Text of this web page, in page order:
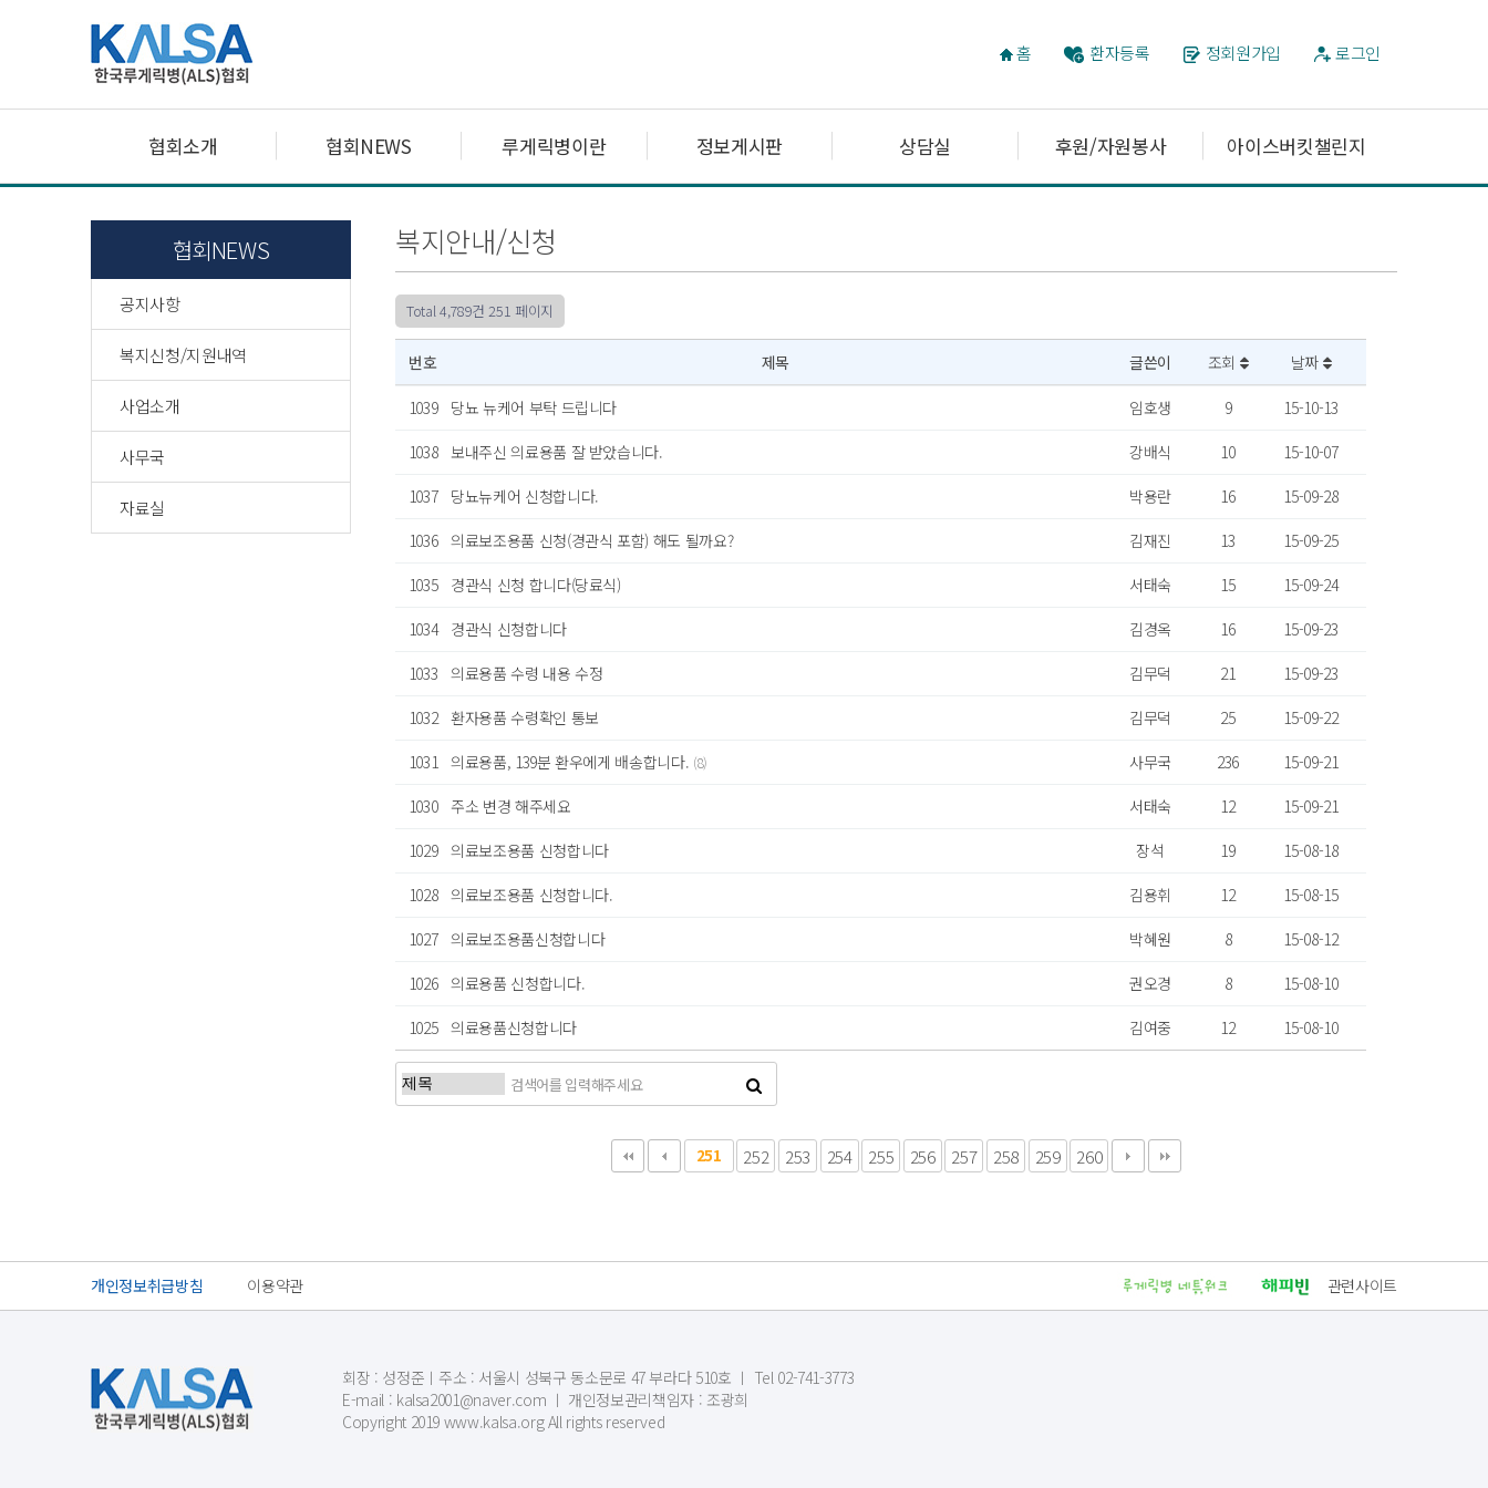
홈 환자등록 정회원가입 로그인
협회소개 협회NEWS 루게릭병이란 정보게시판 상담실 후원/자원봉사 아이스버킷챌린지
협회NEWS
공지사항
복지신청/지원내역
사업소개
사무국
자료실
복지안내/신청
Total 4,789건 251 페이지
번호 제목 글쓴이 조회 날짜
1039 당뇨 뉴케어 부탁 드립니다 임호생 9
15-10-13
1038 보내주신 의료용품 잘 받았습니다. 강배식 10
15-10-07
1037
당뇨뉴케어 신청합니다. 박용란 16
15-09-28
1036 의료보조용품 신청(경관식 포함) 해도 될까요? 김재진 13
15-09-25
1035
경관식 신청 합니다(당료식) 서태숙 15
15-09-24
1034
경관식 신청합니다 김경옥 16
15-09-23
1033 의료용품 수령 내용 수정 김무덕 21
15-09-23
1032 환자용품 수령확인 통보 김무덕 25
15-09-22
1031 의료용품, 139분 환우에게 배송합니다. (8) 사무국 236
15-09-21
1030 주소 변경 해주세요 서태숙 12
15-09-21
1029 의료보조용품 신청합니다 장석 19
15-08-18
1028 의료보조용품 신청합니다. 김용휘 12
15-08-15
1027 의료보조용품신청합니다 박혜원 8
15-08-12
1026 의료용품 신청합니다. 권오경 8
15-08-10
1025 의료용품신청합니다 김여중 12 15-08-10
251 252 253 254 255 256 257 258 259 260
맨끝
개인정보취급방침 이용약관 관련사이트
회장 : 성정준ㅣ주소 : 서울시 성북구 동소문로 47 부라다 510호 ㅣ Tel 02-741-3773
E-mail : kalsa2001@naver.com ㅣ 개인정보관리책임자 : 조광희
Copyright 2019 www.kalsa.org All rights reserved